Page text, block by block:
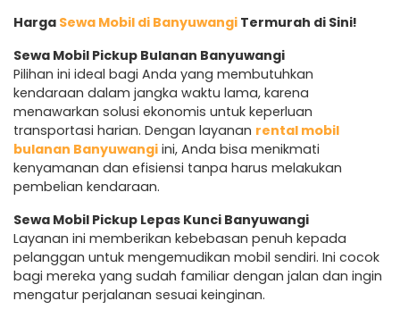
Harga Sewa Mobil di Banyuwangi Termurah di Sini!
Sewa Mobil Pickup Bulanan Banyuwangi
Pilihan ini ideal bagi Anda yang membutuhkan
kendaraan dalam jangka waktu lama, karena
menawarkan solusi ekonomis untuk keperluan
transportasi harian. Dengan layanan rental mobil
bulanan Banyuwangi ini, Anda bisa menikmati
kenyamanan dan efisiensi tanpa harus melakukan
pembelian kendaraan.
Sewa Mobil Pickup Lepas Kunci Banyuwangi
Layanan ini memberikan kebebasan penuh kepada
pelanggan untuk mengemudikan mobil sendiri. Ini cocok
bagi mereka yang sudah familiar dengan jalan dan ingin
mengatur perjalanan sesuai keinginan.